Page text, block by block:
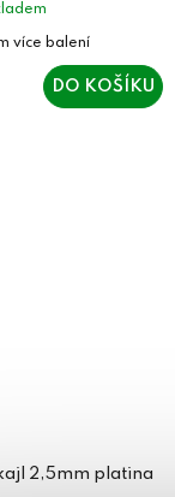
DO KOŠÍKU
2,5mm platina